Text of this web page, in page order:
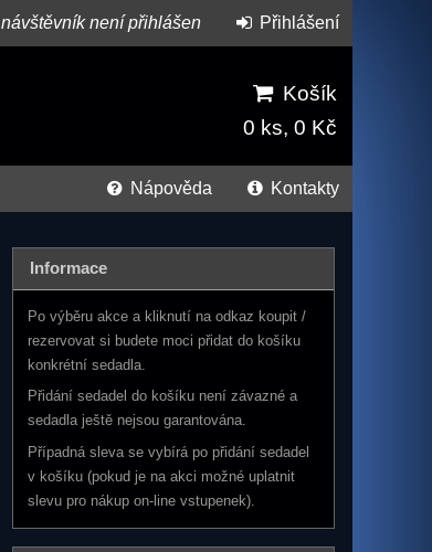
Košík
0 ks, 0 Kč
návštěvník není přihlášen Přihlášení
Nápověda Kontakty
Informace
Po výběru akce a kliknutí na odkaz koupit /
rezervovat si budete moci přidat do košíku
konkrétní sedadla.
Přidání sedadel do košíku není závazné a
sedadla ještě nejsou garantována.
Případná sleva se vybírá po přidání sedadel
v košíku (pokud je na akci možné uplatnit
slevu pro nákup on-line vstupenek).